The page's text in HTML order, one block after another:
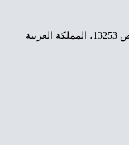
طريق الدمام، حي المونسية، الرياض 13253، المملكة العربية